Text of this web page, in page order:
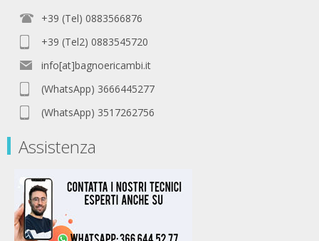
+39 (Tel) 0883566876
+39 (Tel2) 0883545720
info[at]bagnoericambi.it
(WhatsApp) 3666445277
(WhatsApp) 3517262756
Assistenza